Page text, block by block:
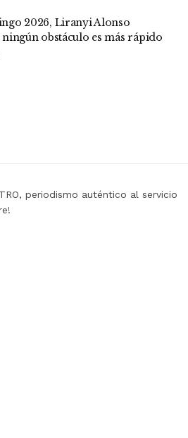
2026, Liranyi Alonso
ningún obstáculo es más rápido
periodismo auténtico al servicio